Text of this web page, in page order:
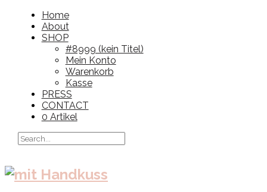
Home
About
SHOP
#8999 (kein Titel)
Mein Konto
Warenkorb
Kasse
PRESS
CONTACT
0 Artikel